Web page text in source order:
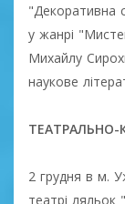
"Декоративна
у жанрі
Михайлу
наукове
2 грудня в м.
театрі ляльок